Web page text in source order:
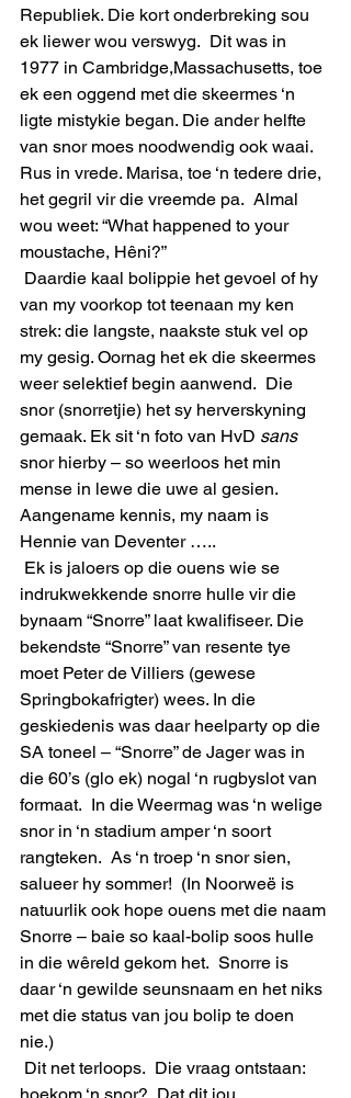
Republiek. Die kort onderbreking sou
ek liewer wou verswyg.  Dit was in
1977 in Cambridge,Massachusetts, toe
ek een oggend met die skeermes ‘n
ligte mistykie began. Die ander helfte
van snor moes noodwendig ook waai.
Rus in vrede. Marisa, toe ‘n tedere drie,
het gegril vir die vreemde pa.  Almal
wou weet: “What happened to your
moustache, Hêni?”
Daardie kaal bolippie het gevoel of hy
van my voorkop tot teenaan my ken
strek: die langste, naakste stuk vel op
my gesig. Oornag het ek die skeermes
weer selektief begin aanwend.  Die
snor (snorretjie) het sy herverskyning
gemaak. Ek sit ‘n foto van HvD sans
snor hierby – so weerloos het min
mense in lewe die uwe al gesien.
Aangename kennis, my naam is
Hennie van Deventer …..
Ek is jaloers op die ouens wie se
indrukwekkende snorre hulle vir die
bynaam “Snorre” laat kwalifiseer. Die
bekendste “Snorre” van resente tye
moet Peter de Villiers (gewese
Springbokafrigter) wees. In die
geskiedenis was daar heelparty op die
SA toneel – “Snorre” de Jager was in
die 60’s (glo ek) nogal ‘n rugbyslot van
formaat.  In die Weermag was ‘n welige
snor in ‘n stadium amper ‘n soort
rangteken.  As ‘n troep ‘n snor sien,
salueer hy sommer!  (In Noorweë is
natuurlik ook hope ouens met die naam
Snorre – baie so kaal-bolip soos hulle
in die wêreld gekom het.  Snorre is
daar ‘n gewilde seunsnaam en het niks
met die status van jou bolip te doen
nie.)
Dit net terloops.  Die vraag ontstaan: